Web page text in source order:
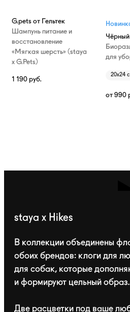
G.pets от Гельтек
Шампунь питание и
восстановление
«Мягкая шерсть» (staya
х G.Pets)
1 190 руб.
Чёрный
для
20х24
от 990
staya x Hikes
В коллекции объединены
обоих брендов: клоги для
для собак, которые
и формируют цельный образ.
Две расцветки под ваше